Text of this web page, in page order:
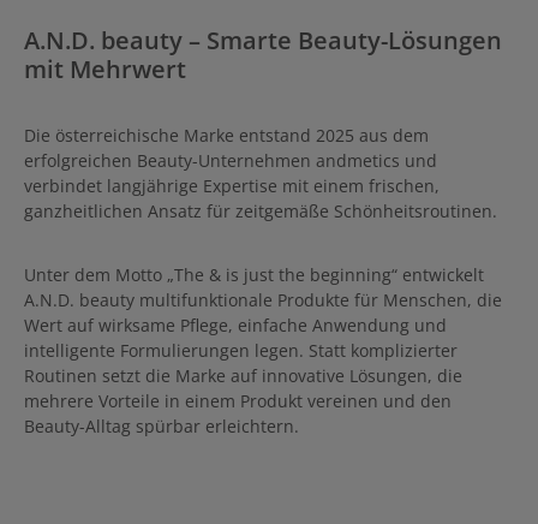
abziehen.
A.N.D. beauty – Smarte Beauty-Lösungen
mit Mehrwert
Die österreichische Marke entstand 2025 aus dem
erfolgreichen Beauty-Unternehmen andmetics und
verbindet langjährige Expertise mit einem frischen,
ganzheitlichen Ansatz für zeitgemäße Schönheitsroutinen.
Unter dem Motto „The & is just the beginning“ entwickelt
A.N.D. beauty multifunktionale Produkte für Menschen, die
Wert auf wirksame Pflege, einfache Anwendung und
intelligente Formulierungen legen. Statt komplizierter
Routinen setzt die Marke auf innovative Lösungen, die
mehrere Vorteile in einem Produkt vereinen und den
Beauty-Alltag spürbar erleichtern.